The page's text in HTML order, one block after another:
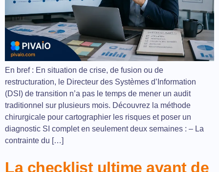
En bref : En situation de crise, de fusion ou de
restructuration, le Directeur des Systèmes d’Information
(DSI) de transition n’a pas le temps de mener un audit
traditionnel sur plusieurs mois. Découvrez la méthode
chirurgicale pour cartographier les risques et poser un
diagnostic SI complet en seulement deux semaines : – La
contrainte du […]
La checklist ultime avant de